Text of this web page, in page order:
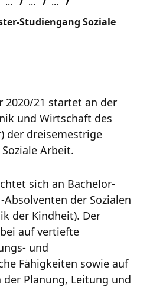
Studiengang Soziale
2020/21 startet an der
und Wirtschaft des
der dreisemestrige
Arbeit.
sich an Bachelor-
der Sozialen
der Kindheit). Der
auf vertiefte
und
Fähigkeiten sowie auf
der Planung, Leitung und